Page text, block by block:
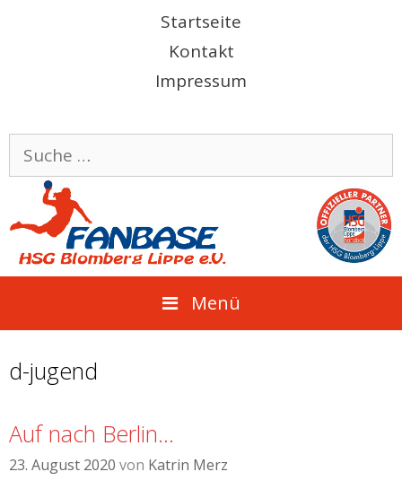
Startseite
Kontakt
Impressum
Suche
nach:
Menü
d-jugend
Auf nach Berlin…
23. August 2020 von Katrin Merz